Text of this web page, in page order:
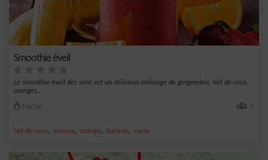
Smoothie éveil
Le smoothie éveil des sens est un délicieux mélange de gingembre, lait de coco,
oranges...
Facile 3
lait de coco, ananas, orange, banane, sucre